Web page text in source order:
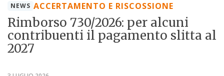
NEWS ACCERTAMENTO E RISCOSSIONE
Rimborso 730/2026: per alcuni
contribuenti il pagamento slitta al
2027